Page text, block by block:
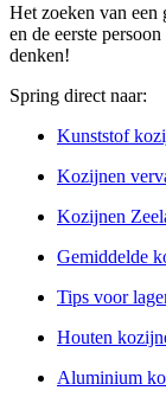
Het zoeken van een
en de eerste
denken!
Spring direct naar:
Kunststof
Kozijnen
Kozijnen
Gemiddelde
Tips voor
Houten
Aluminium